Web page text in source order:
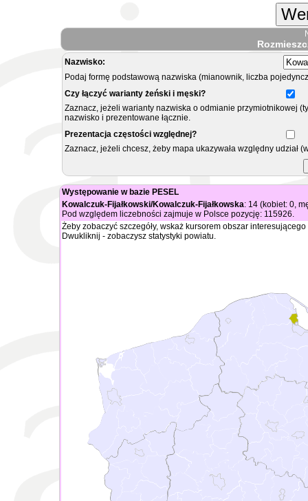
Nazwisko:
Podaj formę podstawową nazwiska (mianownik, liczba
Czy łączyć warianty żeński i męski?
Zaznacz, jeżeli warianty nazwiska o odmianie przymiotnikowej
nazwisko i prezentowane łącznie.
Prezentacja częstości względnej?
Zaznacz, jeżeli chcesz, żeby mapa ukazywała względny
Występowanie w bazie PESEL
Kowalczuk-Fijałkowski/Kowalczuk-Fijałkowska: 14 (kobiet: 0,
Pod względem liczebności zajmuje w Polsce pozycję: 115926.
Żeby zobaczyć szczegóły, wskaż kursorem obszar
Dwukliknij - zobaczysz statystyki powiatu.